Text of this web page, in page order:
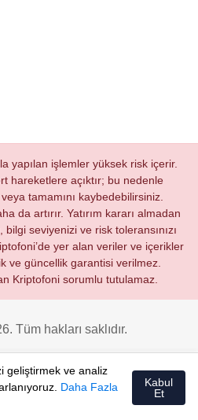
yapılan işlemler yüksek risk içerir.
hareketlere açıktır; bu nedenle
veya tamamını kaybedebilirsiniz.
da artırır. Yatırım kararı almadan
seviyenizi ve risk toleransınızı
yer alan veriler ve içerikler
ve güncellik garantisi verilmez.
Kriptofoni sorumlu tutulamaz.
Tüm hakları saklıdır.
geliştirmek ve analiz
Daha Fazla
Kabul
Et